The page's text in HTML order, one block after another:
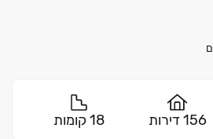
156 דירות 18 קומות